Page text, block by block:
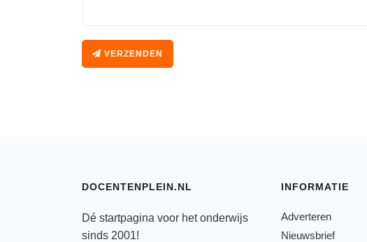
VERZENDEN
DOCENTENPLEIN.NL
Dé startpagina voor het onderwijs
sinds 2001!
INFORMATIE
Adverteren
Nieuwsbrief